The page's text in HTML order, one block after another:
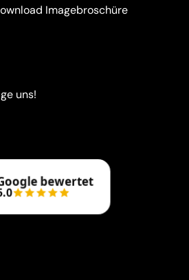
Imagebroschüre
uns!
bewertet